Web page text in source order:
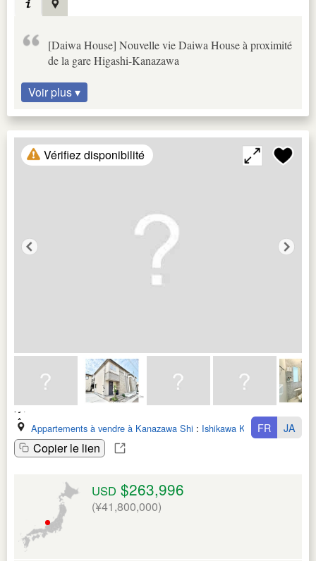
[Daiwa House] Nouvelle vie Daiwa House à proximité
de la gare Higashi-Kanazawa
Voir plus ▾
Vérifiez disponibilité
Appartements à vendre à Kanazawa Shi : Ishikawa Ken
Copier le lien
FR JA
USD $263,996
(¥41,800,000)